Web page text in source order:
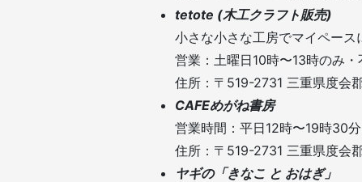
tetote (木工クラフト販売)
小さな小さな工房でマイペース
営業：土曜日10時〜13時のみ・
住所：〒519-2731 三重県度会
CAFEめがね書房
営業時間：平日12時〜19時30
住所：〒519-2731 三重県度会
ヤギの「きなこ と おはぎ」